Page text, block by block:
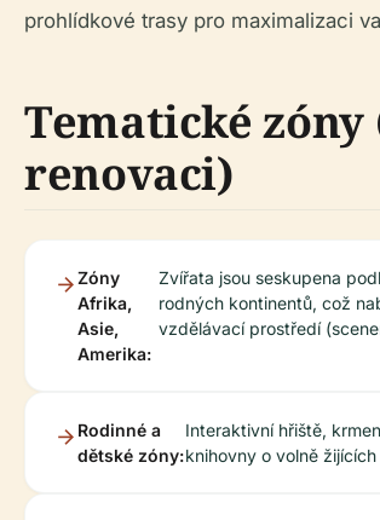
prohlídkové trasy pro maximalizaci
Tematické zóny
renovaci)
Zóny
Afrika,
Asie,
Amerika:
Zvířata jsou seskupena
rodných kontinentů, což
vzdělávací prostředí
Rodinné a
dětské zóny:
Interaktivní hřiště,
knihovny o volně